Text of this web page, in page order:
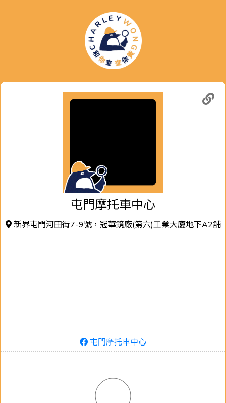
屯門摩托車中心
新界屯門河田街7-9號，冠華鏡廠(第六)工業大廈地下A2舖
屯門摩托車中心